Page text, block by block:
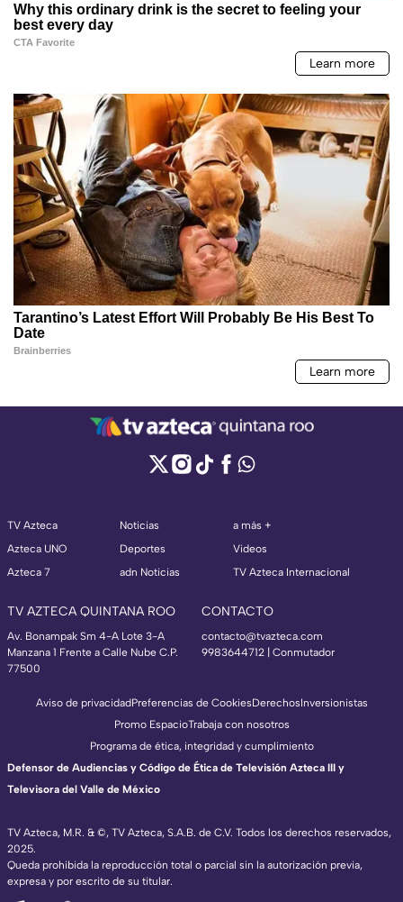
TV Azteca
Azteca UNO
Azteca 7
Noticias
Deportes
adn Noticias
a más +
Videos
TV Azteca Internacional
TV AZTECA QUINTANA ROO
Av. Bonampak Sm 4-A Lote 3-A
Manzana 1 Frente a Calle Nube C.P.
77500
CONTACTO
contacto@tvazteca.com
9983644712 | Conmutador
TV Azteca, M.R. & ©, TV Azteca, S.A.B. de C.V. Todos los derechos reservados,
2025.
Queda prohibida la reproducción total o parcial sin la autorización previa,
expresa y por escrito de su titular.
Aviso de privacidadPreferencias de CookiesDerechosInversionistas
Promo EspacioTrabaja con nosotros
Programa de ética, integridad y cumplimiento
Defensor de Audiencias y Código de Ética de Televisión Azteca III y
Televisora del Valle de México